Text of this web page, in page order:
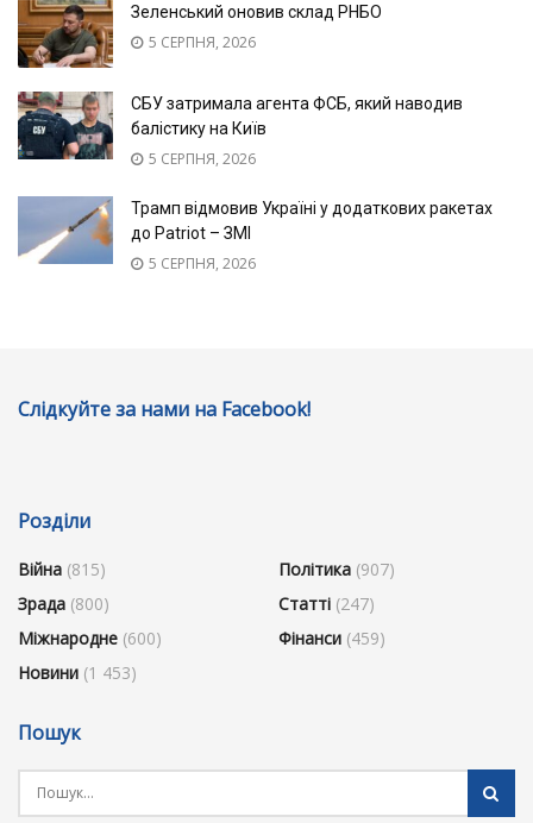
Зеленський оновив склад РНБО
5 СЕРПНЯ, 2026
СБУ затримала агента ФСБ, який наводив
балістику на Київ
5 СЕРПНЯ, 2026
Трамп відмовив Україні у додаткових ракетах
до Patriot – ЗМІ
5 СЕРПНЯ, 2026
Слідкуйте за нами на Facebook!
Розділи
Війна (815)
Зрада (800)
Міжнародне (600)
Новини (1 453)
Політика (907)
Статті (247)
Фінанси (459)
Пошук